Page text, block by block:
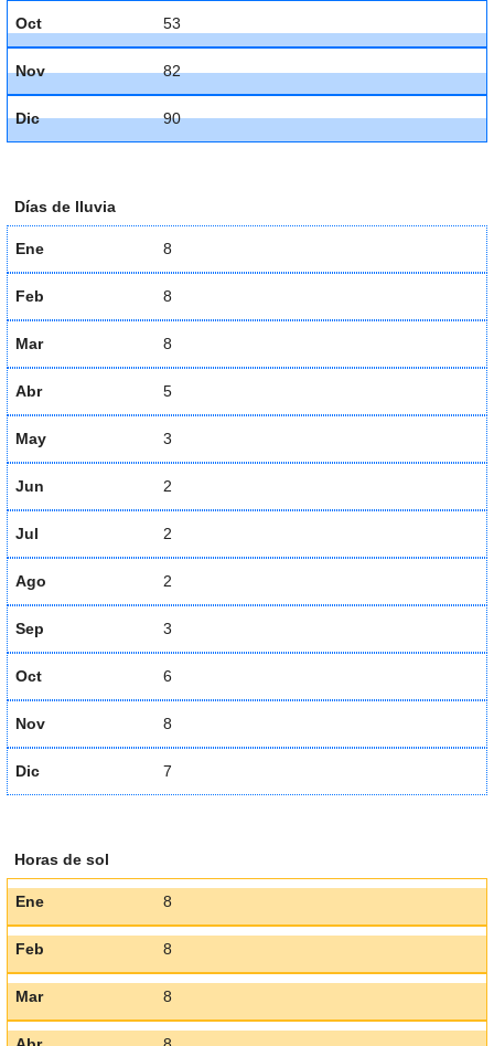
Oct 53
Nov 82
Dic 90
Días de lluvia
Ene 8
Feb 8
Mar 8
Abr 5
May 3
Jun 2
Jul 2
Ago 2
Sep 3
Oct 6
Nov 8
Dic 7
Horas de sol
Ene 8
Feb 8
Mar 8